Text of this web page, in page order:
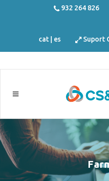
932 264 826
cat| es Suport